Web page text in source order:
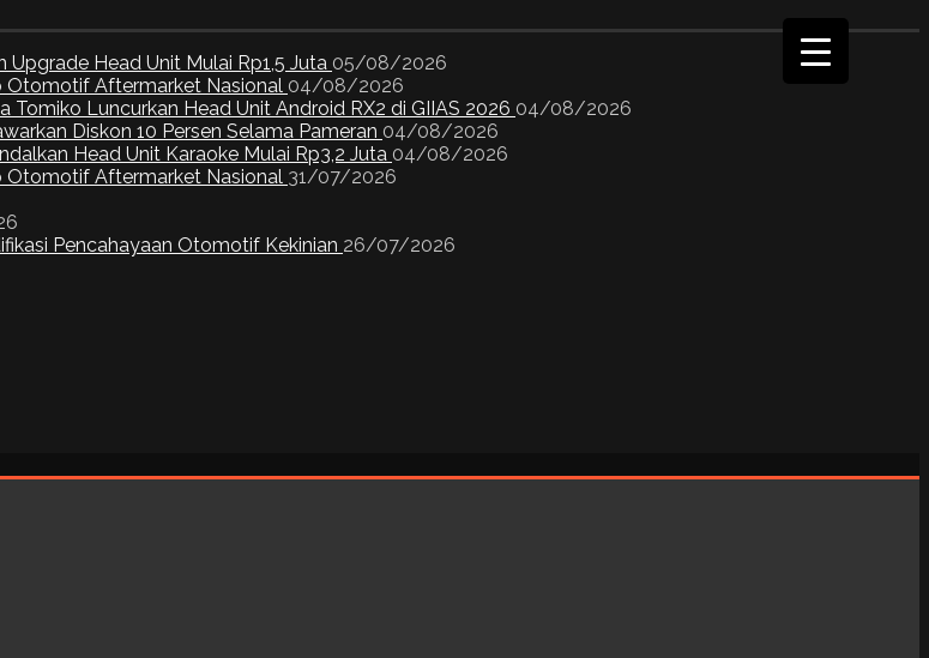
Head Unit Mulai Rp1,5 Juta 05/08/2026
Otomotif Aftermarket Nasional 04/08/2026
Luncurkan Head Unit Android RX2 di GIIAS 2026 04/08/2026
Diskon 10 Persen Selama Pameran 04/08/2026
Head Unit Karaoke Mulai Rp3,2 Juta 04/08/2026
Otomotif Aftermarket Nasional 31/07/2026
Pencahayaan Otomotif Kekinian 26/07/2026